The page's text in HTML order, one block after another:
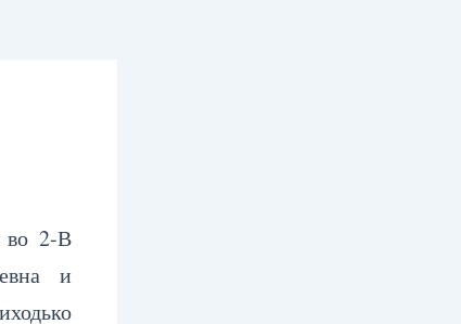
во 2-В
и